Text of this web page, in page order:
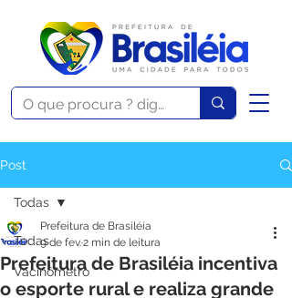
Post
Todas
Vacinômetro
Todas
Prefeitura de Brasiléia incentiva
o esporte rural e realiza grande
Prefeitura de Brasiléia
9 de fev.2 min de leitura